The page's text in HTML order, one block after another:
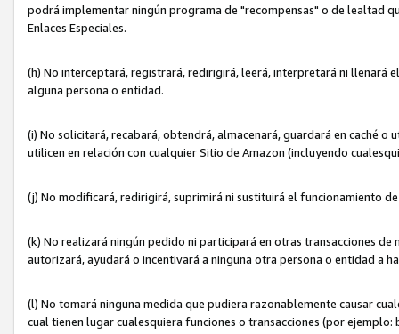
podrá implementar ningún programa de "recompensas" o de lealtad
Enlaces Especiales.
(h) No interceptará, registrará, redirigirá, leerá, interpretará ni
alguna persona o entidad.
(i) No solicitará, recabará, obtendrá, almacenará, guardará en caché
utilicen en relación con cualquier Sitio de Amazon (incluyendo
(j) No modificará, redirigirá, suprimirá ni sustituirá el funcionamiento
(k) No realizará ningún pedido ni participará en otras transacciones
autorizará, ayudará o incentivará a ninguna otra persona o entidad a
(l) No tomará ninguna medida que pudiera razonablemente causar
cual tienen lugar cualesquiera funciones o transacciones (por